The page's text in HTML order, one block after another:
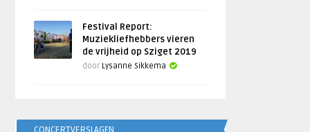
Festival Report:
Muziekliefhebbers vieren
de vrijheid op Sziget 2019
door Lysanne Sikkema